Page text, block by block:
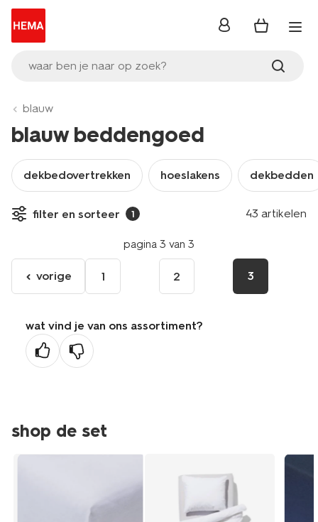
waar ben je naar op zoek?
inloggen
blauw
blauw beddengoed
dekbedovertrekken hoeslakens dekbedden
filter en sorteer 1 43 artikelen
pagina 3 van 3
ga
naar
vorige
pagina
vorige 1 2 3
wat vind je van ons assortiment?
shop de set